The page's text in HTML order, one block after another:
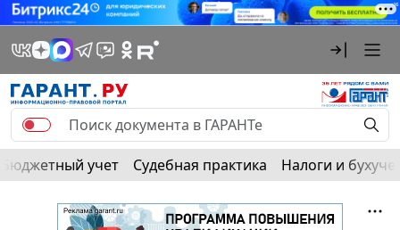
Бюджетный учет Судебная практика Налоги и